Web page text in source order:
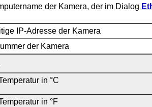
der Kamera, der im Dialog
IP-Adresse der Kamera
der Kamera
in °C
in °F